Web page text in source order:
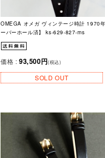
OMEGA オメガ ヴィンテージ時計 1970
ーバーホール済】 ks-629-827-ms
価格 : 93,500円(税込)
SOLD OUT